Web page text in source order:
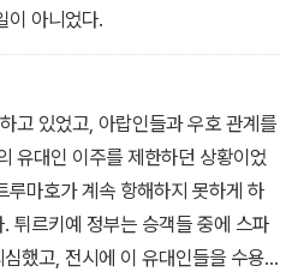
이 아니었다.
고 있었고, 아랍인들과 우호 관계를
유대인 이주를 제한하던 상황이었
루마호가 계속 항해하지 못하게 하
튀르키예 정부는 승객들 중에 스파
했고, 전시에 이 유대인들을 수용